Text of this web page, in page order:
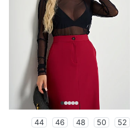
44 46 48 50 52